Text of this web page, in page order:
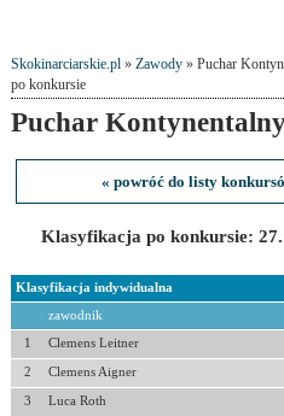
Skokinarciarskie.pl» Zawody» Puchar
po konkursie
Puchar
« powróć do listy
Klasyfikacja po konkursie:
Klasyfikacja indywidualna
zawodnik
1 Clemens Leitner
2 Clemens Aigner
3 Luca Roth